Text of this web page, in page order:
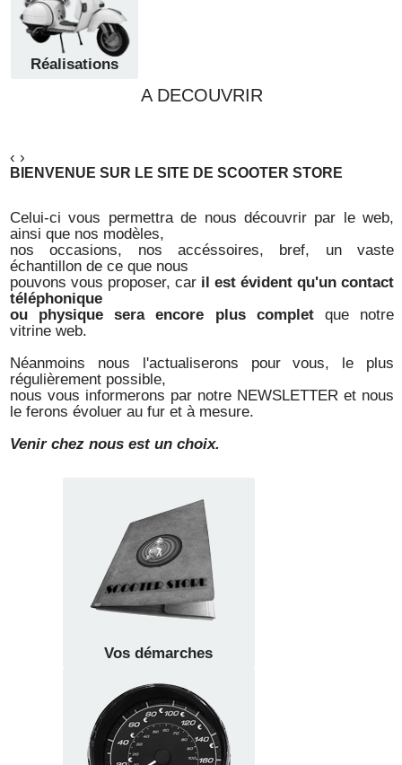
Réalisations
A DECOUVRIR
‹ ›
BIENVENUE SUR LE SITE DE SCOOTER STORE
Celui-ci vous permettra de nous découvrir par le web,
ainsi que nos modèles,
nos occasions, nos accéssoires, bref, un vaste
échantillon de ce que nous
pouvons vous proposer, car il est évident qu'un contact
téléphonique
ou physique sera encore plus completque notre
vitrine web.
Néanmoins nous l'actualiserons pour vous, le plus
régulièrement possible,
nous vous informerons par notre NEWSLETTER et nous
le ferons évoluer au fur et à mesure.
Venir chez nous est un choix.
Vos démarches